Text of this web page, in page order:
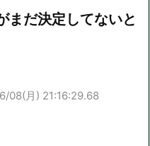
まだ決定してないと
08(月) 21:16:29.68